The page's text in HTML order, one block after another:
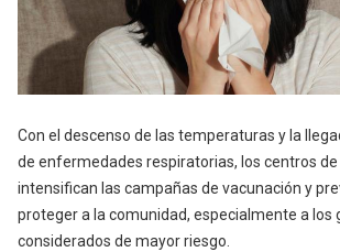
Con el descenso de las temperaturas y la
de enfermedades respiratorias, los centros de
intensifican las campañas de vacunación y
proteger a la comunidad, especialmente a los
considerados de mayor riesgo.